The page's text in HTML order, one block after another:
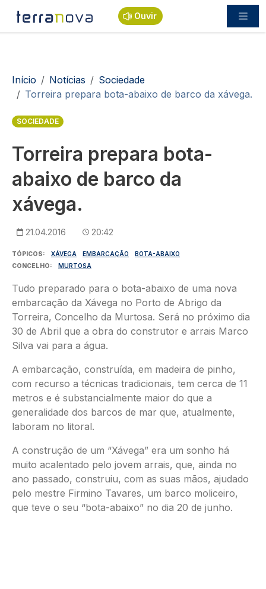
Passar para o conteúdo principal
Ouvir
Navegação estrutural
Início Notícias
Sociedade
Torreira prepara bota-abaixo de barco da xávega.
SOCIEDADE
Torreira prepara bota-
abaixo de barco da
xávega.
21.04.2016 20:42
TÓPICOS XÁVEGA EMBARCAÇÃO
BOTA-ABAIXO
CONCELHO
MURTOSA
Tudo preparado para o bota-abaixo de uma nova
embarcação da Xávega no Porto de Abrigo da
Torreira, Concelho da Murtosa. Será no próximo dia
30 de Abril que a obra do construtor e arrais Marco
Silva vai para a água.
A embarcação, construída, em madeira de pinho,
com recurso a técnicas tradicionais, tem cerca de 11
metros e é substancialmente maior do que a
generalidade dos barcos de mar que, atualmente,
laboram no litoral.
A construção de um “Xávega” era um sonho há
muito acalentado pelo jovem arrais, que, ainda no
ano passado, construiu, com as suas mãos, ajudado
pelo mestre Firmino Tavares, um barco moliceiro,
que teve o seu “bota-abaixo” no dia 20 de junho.